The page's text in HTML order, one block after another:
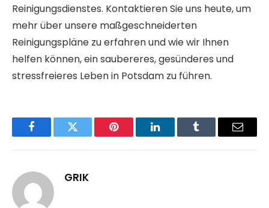
Reinigungsdienstes. Kontaktieren Sie uns heute, um
mehr über unsere maßgeschneiderten
Reinigungspläne zu erfahren und wie wir Ihnen
helfen können, ein saubereres, gesünderes und
stressfreieres Leben in Potsdam zu führen.
FacebookTwitter Pinterest LinkedInTumblr Email
GRIK